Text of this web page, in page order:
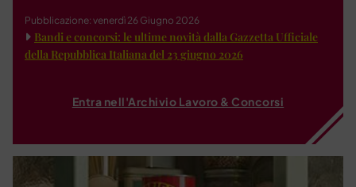
Pubblicazione: venerdì 26 Giugno 2026
Bandi e concorsi: le ultime novità dalla Gazzetta Ufficiale
della Repubblica Italiana del 23 giugno 2026
Entra nell'Archivio Lavoro & Concorsi